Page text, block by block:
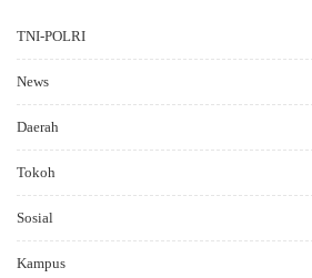
TNI-POLRI
News
Daerah
Tokoh
Sosial
Kampus